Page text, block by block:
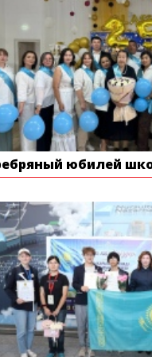
юбилей